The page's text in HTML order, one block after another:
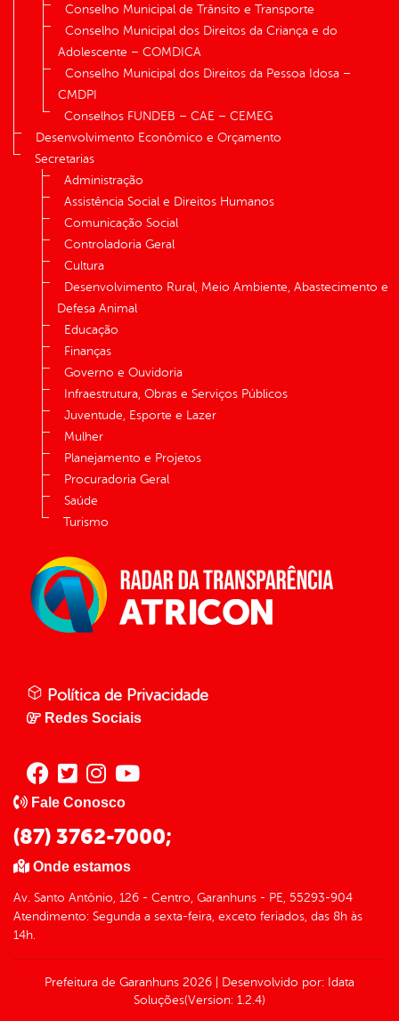
Conselho Municipal de Trânsito e Transporte
Conselho Municipal dos Direitos da Criança e do
Adolescente – COMDICA
Conselho Municipal dos Direitos da Pessoa Idosa –
CMDPI
Conselhos FUNDEB – CAE – CEMEG
Desenvolvimento Econômico e Orçamento
Secretarias
Administração
Assistência Social e Direitos Humanos
Comunicação Social
Controladoria Geral
Cultura
Desenvolvimento Rural, Meio Ambiente, Abastecimento e
Defesa Animal
Educação
Finanças
Governo e Ouvidoria
Infraestrutura, Obras e Serviços Públicos
Juventude, Esporte e Lazer
Mulher
Planejamento e Projetos
Procuradoria Geral
Saúde
Turismo
Política de Privacidade
Redes Sociais
Fale Conosco
(87) 3762-7000;
Onde estamos
Av. Santo Antônio, 126 - Centro, Garanhuns - PE, 55293-904
Atendimento: Segunda a sexta-feira, exceto feriados, das 8h às
14h.
Prefeitura de Garanhuns 2026 Desenvolvido por: Idata
Soluções(Version: 1.2.4)